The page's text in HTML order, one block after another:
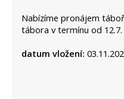
Nabízíme pronájem
tábora v termínu od 12.7.
datum vložení: